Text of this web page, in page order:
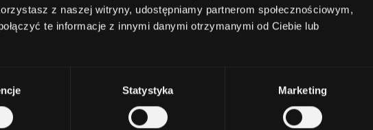
z naszej witryny, udostępniamy partnerom społecznościowym,
te informacje z innymi danymi otrzymanymi od Ciebie lub
Statystyka Marketing
aby uzyskać więcej